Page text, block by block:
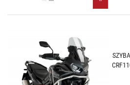
Przezroczysty (W)
Lekko przyciemniany (H)